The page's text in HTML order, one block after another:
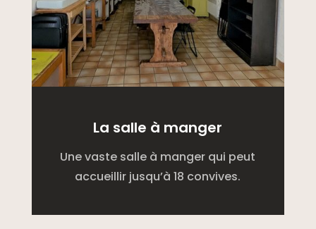
La salle à manger
Une vaste salle à manger qui peut
accueillir jusqu’à 18 convives.